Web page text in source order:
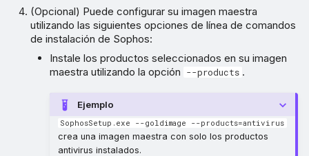
(Opcional) Puede configurar su imagen maestra
utilizando las siguientes opciones de línea de comandos
de instalación de Sophos:
Instale los productos seleccionados en su imagen
maestra utilizando la opción
--products .
Ejemplo
SophosSetup.exe --goldimage --products=antivirus
crea una imagen maestra con solo los productos
antivirus instalados.